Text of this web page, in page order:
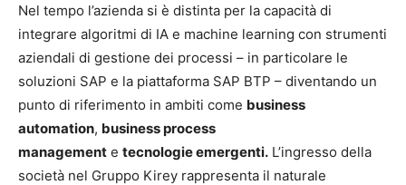
Nel tempo l’azienda si è distinta per la capacità di
integrare algoritmi di IA e machine learning con strumenti
aziendali di gestione dei processi – in particolare le
soluzioni SAP e la piattaforma SAP BTP – diventando un
punto di riferimento in ambiti come business
automation, business process
management e tecnologie emergenti. L’ingresso della
società nel Gruppo Kirey rappresenta il naturale